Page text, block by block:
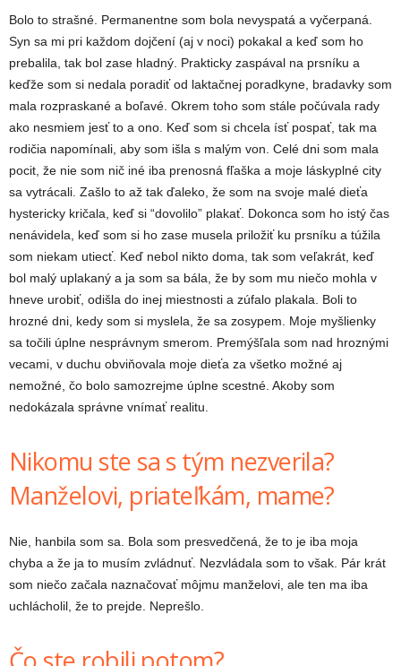
Bolo to strašné. Permanentne som bola nevyspatá a vyčerpaná.
Syn sa mi pri každom dojčení (aj v noci) pokakal a keď som ho
prebalila, tak bol zase hladný. Prakticky zaspával na prsníku a
keďže som si nedala poradiť od laktačnej poradkyne, bradavky som
mala rozpraskané a boľavé. Okrem toho som stále počúvala rady
ako nesmiem jesť to a ono. Keď som si chcela ísť pospať, tak ma
rodičia napomínali, aby som išla s malým von. Celé dni som mala
pocit, že nie som nič iné iba prenosná fľaška a moje láskyplné city
sa vytrácali. Zašlo to až tak ďaleko, že som na svoje malé dieťa
hystericky kričala, keď si “dovolilo” plakať. Dokonca som ho istý čas
nenávidela, keď som si ho zase musela priložiť ku prsníku a túžila
som niekam utiecť. Keď nebol nikto doma, tak som veľakrát, keď
bol malý uplakaný a ja som sa bála, že by som mu niečo mohla v
hneve urobiť, odišla do inej miestnosti a zúfalo plakala. Boli to
hrozné dni, kedy som si myslela, že sa zosypem. Moje myšlienky
sa točili úplne nesprávnym smerom. Premýšľala som nad hroznými
vecami, v duchu obviňovala moje dieťa za všetko možné aj
nemožné, čo bolo samozrejme úplne scestné. Akoby som
nedokázala správne vnímať realitu.
Nikomu ste sa s tým nezverila?
Manželovi, priateľkám, mame?
Nie, hanbila som sa. Bola som presvedčená, že to je iba moja
chyba a že ja to musím zvládnuť. Nezvládala som to však. Pár krát
som niečo začala naznačovať môjmu manželovi, ale ten ma iba
uchlácholil, že to prejde. Neprešlo.